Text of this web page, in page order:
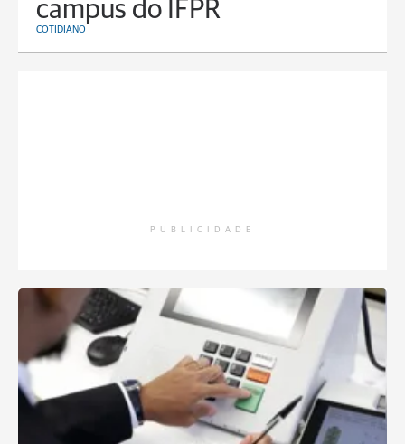
campus do IFPR
COTIDIANO
PUBLICIDADE